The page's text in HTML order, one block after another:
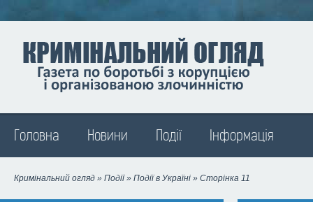
Головна Новини Події Інформація
Кримінальний огляд » Події» Події в Україні » Сторінка 11